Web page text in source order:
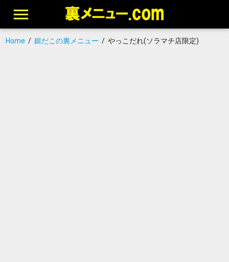
Home/ 銀だこの裏メニュー / やっこだれ(ソラマチ店限定)